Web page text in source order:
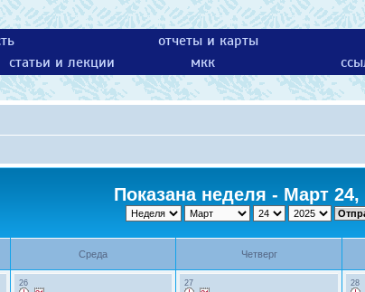
отчеты и карты
статьи и лекции мкк
Показана неделя - Март 24,
Среда Четверг
26 27 28